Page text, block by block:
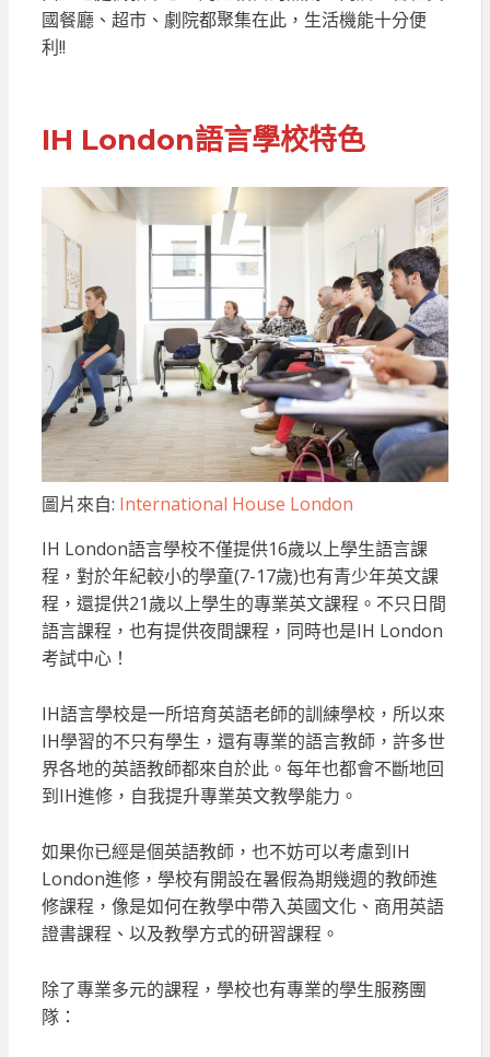
國餐廳、超市、劇院都聚集在此，生活機能十分便
利!!
IH London語言學校特色
圖片來自: International House London
IH London語言學校不僅提供16歲以上學生語言課
程，對於年紀較小的學童(7-17歲)也有青少年英文課
程，還提供21歲以上學生的專業英文課程。不只日間
語言課程，也有提供夜間課程，同時也是IH London
考試中心！
IH語言學校是一所培育英語老師的訓練學校，所以來
IH學習的不只有學生，還有專業的語言教師，許多世
界各地的英語教師都來自於此。每年也都會不斷地回
到IH進修，自我提升專業英文教學能力。
如果你已經是個英語教師，也不妨可以考慮到IH
London進修，學校有開設在暑假為期幾週的教師進
修課程，像是如何在教學中帶入英國文化、商用英語
證書課程、以及教學方式的研習課程。
除了專業多元的課程，學校也有專業的學生服務團
隊：